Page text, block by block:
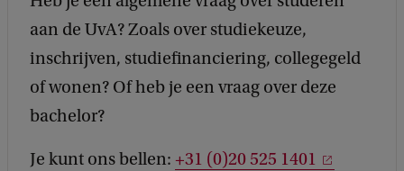
aan de UvA? Zoals over studiekeuze,
inschrijven, studiefinanciering, collegegeld
of wonen? Of heb je een vraag over deze
bachelor?
Je kunt ons bellen: +31 (0)20 525 1401